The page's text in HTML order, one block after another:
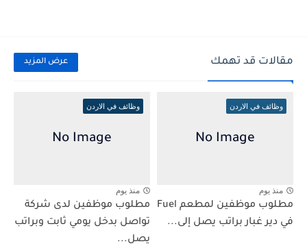
مقالات قد تهمك عرض المزيد
وظائف في الاردن
منذ يوم
مطلوب موظفين لمطعم Fuel
في دير غبار براتب يصل إلى...
وظائف في الاردن
منذ يوم
مطلوب موظفين لدى شركة
تواصل بدخل يومي ثابت وبراتب
يصل...